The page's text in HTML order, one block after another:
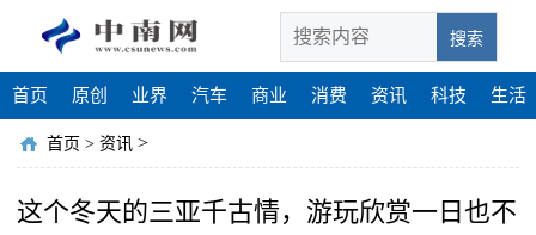
搜索
首页 原创 业界 汽车 商业 消费 资讯 科技 生活
首页 > 资讯 >
这个冬天的三亚千古情，游玩欣赏一日也不